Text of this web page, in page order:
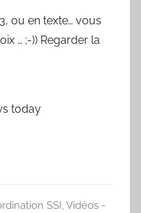
ou en texte… vous
… ;-)) Regarder la
today
SSI,Vidéos -